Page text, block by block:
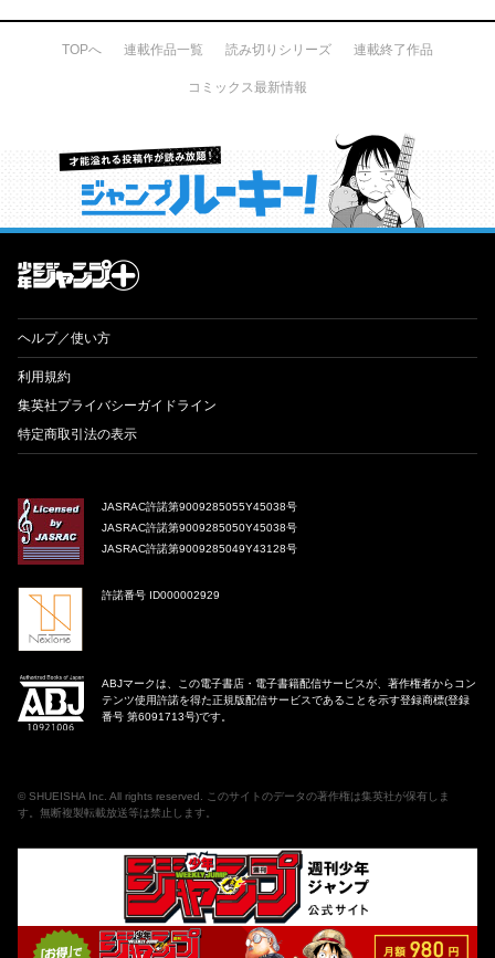
TOPへ 連載作品一覧 読み切りシリーズ 連載終了作品
コミックス最新情報
才能溢れる投稿作が読み放題！ ジャンプルーキー！
ヘルプ／使い方
利用規約
集英社プライバシーガイドライン
特定商取引法の表示
JASRAC許諾第9009285055Y45038号
JASRAC許諾第9009285050Y45038号
JASRAC許諾第9009285049Y43128号
許諾番号 ID000002929
ABJマークは、この電子書店・電子書籍配信サービスが、著作権者からコン
テンツ使用許諾を得た正規版配信サービスであることを示す登録商標(登録
番号 第6091713号)です。
© SHUEISHA Inc . All rights reserved. このサイトのデータの著作権は集英社が保有しま
す。無断複製転載放送等は禁止します。